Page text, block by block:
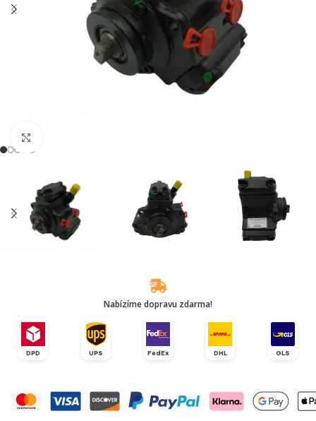
Nabízíme dopravu zdarma!
DPD UPS FedEx DHL GLS